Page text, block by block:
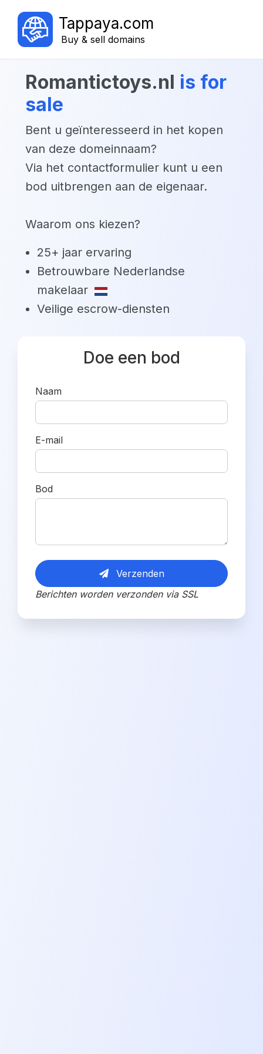
Tappaya.com
Buy & sell domains
romantictoys.nl is for
sale
Bent u geïnteresseerd in het kopen
van deze domeinnaam?
Via het contactformulier kunt u een
bod uitbrengen aan de eigenaar.
Waarom ons kiezen?
25+ jaar ervaring
Betrouwbare Nederlandse
makelaar
Veilige escrow-diensten
Doe een bod
Naam
E-mail
Bod
Verzenden
Berichten worden verzonden via SSL